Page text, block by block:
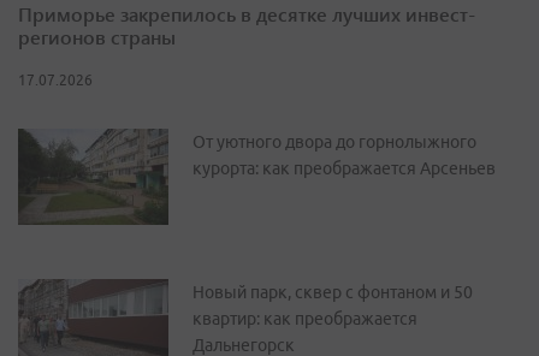
Приморье закрепилось в десятке лучших инвест-
регионов страны
17.07.2026
От уютного двора до горнолыжного
курорта: как преображается Арсеньев
Новый парк, сквер с фонтаном и 50
квартир: как преображается
Дальнегорск